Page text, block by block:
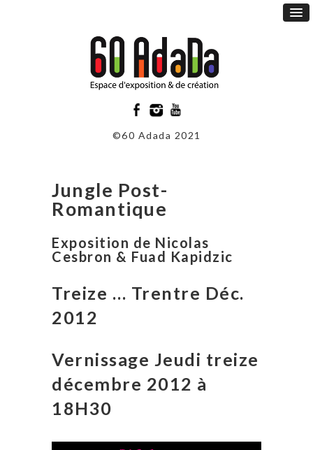
©60 Adada 2021
Jungle Post-
Romantique
Exposition de Nicolas
Cesbron & Fuad Kapidzic
Treize … Trentre Déc.
2012
Vernissage Jeudi treize
décembre 2012 à
18H30